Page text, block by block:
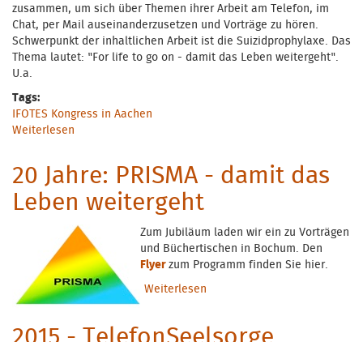
zusammen, um sich über Themen ihrer Arbeit am Telefon, im
Chat, per Mail auseinanderzusetzen und Vorträge zu hören.
Schwerpunkt der inhaltlichen Arbeit ist die Suizidprophylaxe. Das
Thema lautet: "For life to go on - damit das Leben weitergeht".
U.a.
Tags:
IFOTES Kongress in Aachen
Weiterlesen
20 Jahre: PRISMA - damit das
Leben weitergeht
Zum Jubiläum laden wir ein zu Vorträgen
und Büchertischen in Bochum. Den
Flyer zum Programm finden Sie hier.
Weiterlesen